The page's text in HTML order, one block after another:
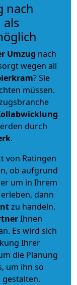
nach
als
Umzug nach
wegen all
? Sie
müssen.
durch
.
von Ratingen
ob aufgrund
um in Ihrem
dann
zu handeln.
Ihnen
Es wird sich
Ihrer
die Planung
um ihn so